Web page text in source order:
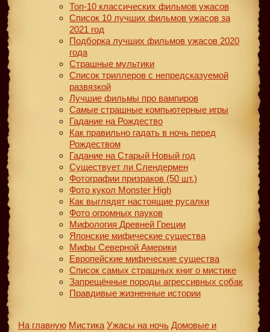
Топ-10 классических фильмов ужасов
Список 10 лучших фильмов ужасов за
2021 год
Подборка лучших фильмов ужасов 2020
года
Страшные мультики
Список триллеров с непредсказуемой
развязкой
Лучшие фильмы про вампиров
Самые страшные компьютерные игры
Гадание на Рождество
Как правильно гадать в ночь перед
Рождеством
Гадание на Старый Новый год
Существует ли Слендермен
Фотографии призраков (50 шт.)
Фото кукол Monster High
Как выглядят настоящие русалки
Фото огромных пауков
Мифология Древней Греции
Японские мифические существа
Мифы Северной Америки
Европейские мифические существа
Список самых страшных книг о мистике
Запрещённые породы агрессивных собак
Правдивые жизненные истории
На главную Мистика Ужасы на ночь Домовые и